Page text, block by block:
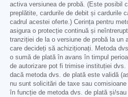
activa versiunea de probă. (Este posibil
preplătite, cardurile de debit și cardurile
cadrul acestei oferte.) Cerința pentru
asigura o protecție continuă și
tranziției de la o versiune de probă la un
care decideți să achiziționați. Metoda
o sumă de plată în avans în timpul
de autorizare pot fi trimise instituției
dacă metoda dvs. de plată este validă
nu sunt solicitări de taxe sau
în funcție de metoda dvs. de plată și/